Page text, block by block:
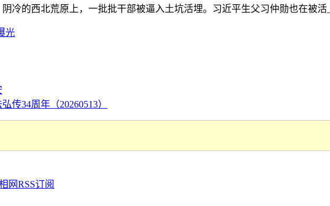
阴冷的西北荒原上，一批批干部被逼入土坑活埋。习近平生父习仲勋也在被活_
光
传34周年（20260513）